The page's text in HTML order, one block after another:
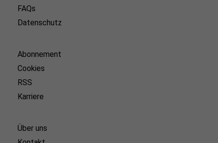
FAQs
Datenschutz
Abonnement
Cookies
RSS
Karriere
Über uns